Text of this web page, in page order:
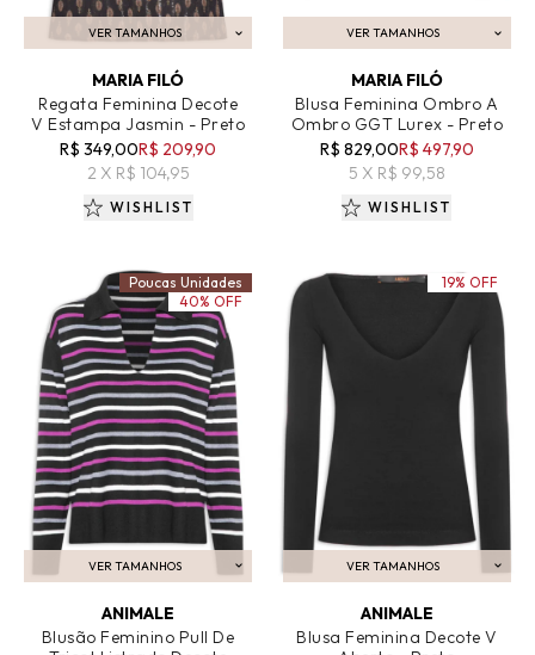
VER TAMANHOS
ADICIONAR AO CARRINHO
MARIA FILÓ
Regata Feminina Decote
V Estampa Jasmin - Preto
R$ 349,00R$ 209,90
2 X R$ 104,95
WISHLIST
VER TAMANHOS
ADICIONAR AO CARRINHO
MARIA FILÓ
Blusa Feminina Ombro A
Ombro GGT Lurex - Preto
R$ 829,00R$ 497,90
5 X R$ 99,58
WISHLIST
VER TAMANHOS
ADICIONAR AO CARRINHO
ANIMALE
Blusão Feminino Pull De
Poucas Unidades
40% OFF
VER TAMANHOS
ADICIONAR AO CARRINHO
ANIMALE
Blusa Feminina Decote V
19% OFF